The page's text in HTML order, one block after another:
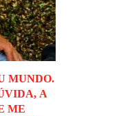
MUNDO.
A
ME